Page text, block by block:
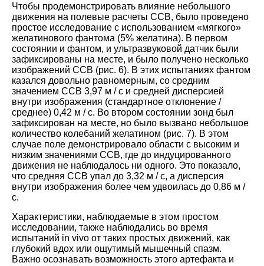
Чтобы продемонстрировать влияние небольшого
движения на полевые расчеты ССВ, было проведено
простое исследование с использованием «мягкого»
желатинового фантома (5% желатина). В первом
состоянии и фантом, и ультразвуковой датчик были
зафиксированы на месте, и было получено несколько
изображений ССВ (рис. 6). В этих испытаниях фантом
казался довольно равномерным, со средним
значением ССВ 3,97 м / с и средней дисперсией
внутри изображения (стандартное отклонение /
среднее) 0,42 м / с. Во втором состоянии зонд был
зафиксирован на месте, но было вызвано небольшое
количество колебаний желатином (рис. 7). В этом
случае поле демонстрировало области с высоким и
низким значениями ССВ, где до индуцированного
движения не наблюдалось ни одного. Это показало,
что средняя ССВ упал до 3,32 м / с, а дисперсия
внутри изображения более чем удвоилась до 0,86 м /
с.
Характеристики, наблюдаемые в этом простом
исследовании, также наблюдались во время
испытаний in vivo от таких простых движений, как
глубокий вдох или ощутимый мышечный спазм.
Важно осознавать возможность этого артефакта и